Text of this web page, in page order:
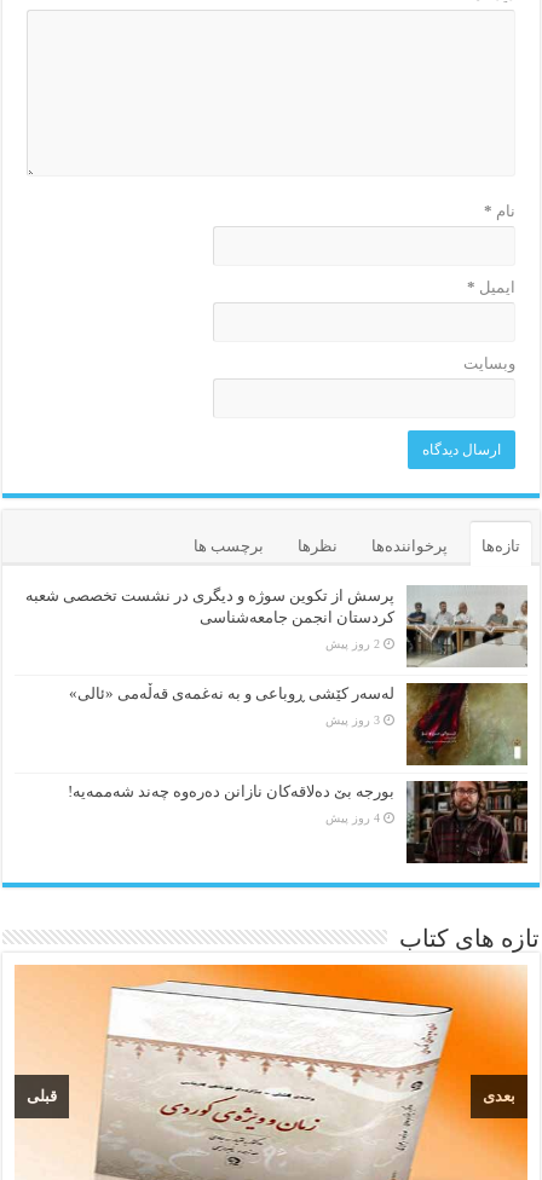
نام *
ایمیل *
وبسایت
تازه‌ها پرخواننده‌ها نظرها برچسب ها
پرسش از تکوین سوژه و دیگری در نشست تخصصی شعبه
کردستان انجمن جامعه‌شناسی
2 روز پیش
لەسەر کێشی ڕوباعی و به نەغمەی قەڵەمی «ئالی»
3 روز پیش
بورجە بێ دەلاقەکان نازانن دەرەوە چەند شەممەیە!
4 روز پیش
تازه های کتاب
قبلی بعدی